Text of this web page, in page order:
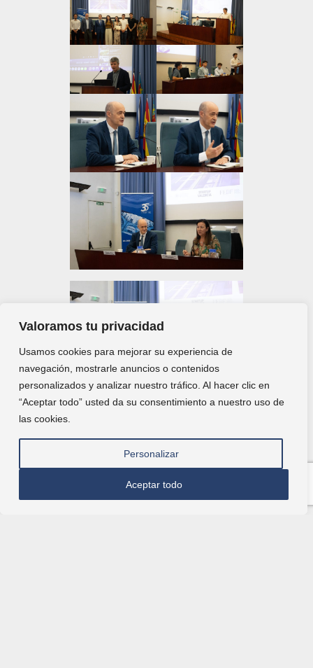
Valoramos tu privacidad
Usamos cookies para mejorar su experiencia de
navegación, mostrarle anuncios o contenidos
personalizados y analizar nuestro tráfico. Al hacer clic en
“Aceptar todo” usted da su consentimiento a nuestro uso de
las cookies.
Personalizar
Aceptar todo